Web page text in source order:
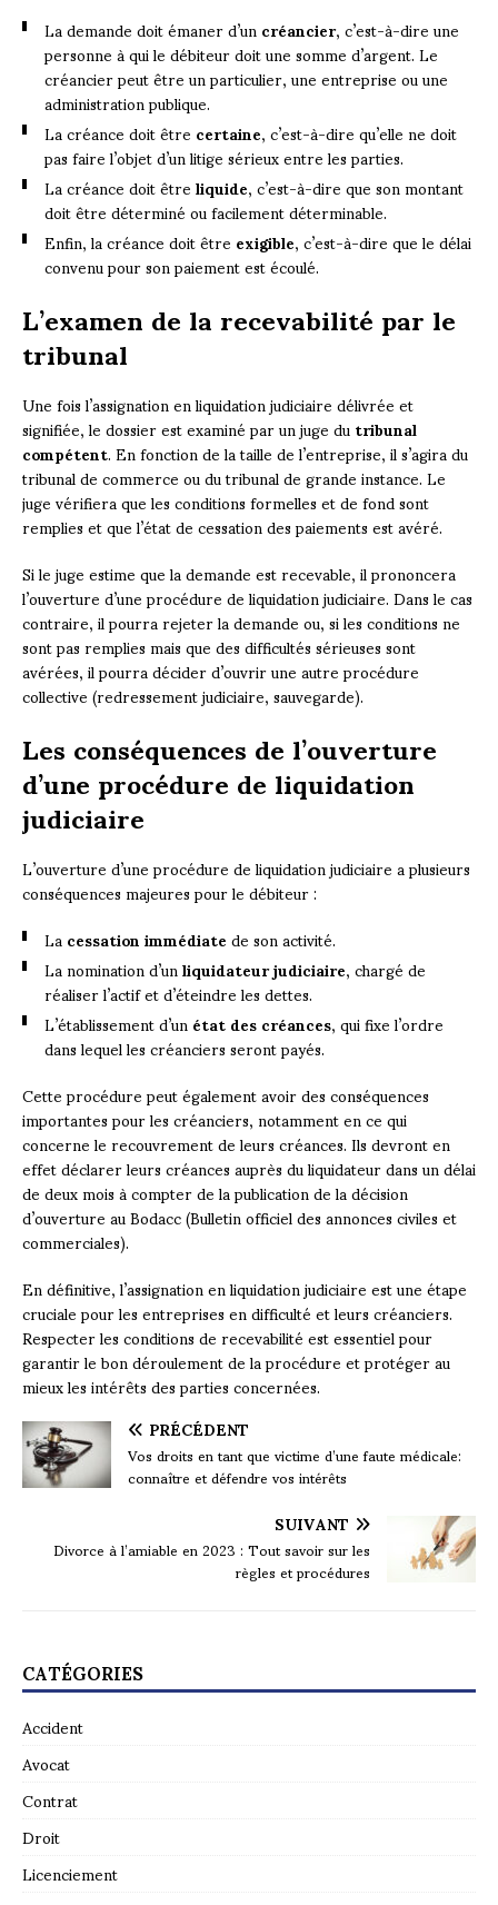
La demande doit émaner d’uncréancier, c’est-à-dire une
personne à qui le débiteur doit une somme d’argent. Le
créancier peut être un particulier, une entreprise ou une
administration publique.
La créance doit êtrecertaine, c’est-à-dire qu’elle ne doit
pas faire l’objet d’un litige sérieux entre les parties.
La créance doit êtreliquide, c’est-à-dire que son montant
doit être déterminé ou facilement déterminable.
Enfin, la créance doit êtreexigible, c’est-à-dire que le délai
convenu pour son paiement est écoulé.
L’examen de la recevabilité par le
tribunal
Une fois l’assignation en liquidation judiciaire délivrée et
signifiée, le dossier est examiné par un juge dutribunal
compétent. En fonction de la taille de l’entreprise, il s’agira du
tribunal de commerce ou du tribunal de grande instance. Le
juge vérifiera que les conditions formelles et de fond sont
remplies et que l’état de cessation des paiements est avéré.
Si le juge estime que la demande est recevable, il prononcera
l’ouverture d’une procédure de liquidation judiciaire. Dans le cas
contraire, il pourra rejeter la demande ou, si les conditions ne
sont pas remplies mais que des difficultés sérieuses sont
avérées, il pourra décider d’ouvrir une autre procédure
collective (redressement judiciaire, sauvegarde).
Les conséquences de l’ouverture
d’une procédure de liquidation
judiciaire
L’ouverture d’une procédure de liquidation judiciaire a plusieurs
conséquences majeures pour le débiteur :
Lacessation immédiatede son activité.
La nomination d’unliquidateur judiciaire, chargé de
réaliser l’actif et d’éteindre les dettes.
L’établissement d’unétat des créances, qui fixe l’ordre
dans lequel les créanciers seront payés.
Cette procédure peut également avoir des conséquences
importantes pour les créanciers, notamment en ce qui
concerne le recouvrement de leurs créances. Ils devront en
effet déclarer leurs créances auprès du liquidateur dans un délai
de deux mois à compter de la publication de la décision
d’ouverture au Bodacc (Bulletin officiel des annonces civiles et
commerciales).
En définitive, l’assignation en liquidation judiciaire est une étape
cruciale pour les entreprises en difficulté et leurs créanciers.
Respecter les conditions de recevabilité est essentiel pour
garantir le bon déroulement de la procédure et protéger au
mieux les intérêts des parties concernées.
PRÉCÉDENT
Vos droits en tant que victime d’une faute médicale:
connaître et défendre vos intérêts
SUIVANT
Divorce à l’amiable en 2023 : Tout savoir sur les
règles et procédures
CATÉGORIES
Accident
Avocat
Contrat
Droit
Licenciement